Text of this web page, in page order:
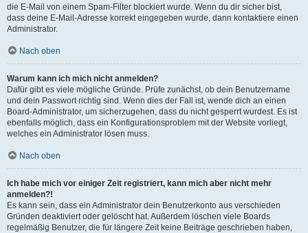
die E-Mail von einem Spam-Filter blockiert wurde. Wenn du dir sicher bist,
dass deine E-Mail-Adresse korrekt eingegeben wurde, dann kontaktiere einen
Administrator.
Nach oben
Warum kann ich mich nicht anmelden?
Dafür gibt es viele mögliche Gründe. Prüfe zunächst, ob dein Benutzername
und dein Passwort richtig sind. Wenn dies der Fall ist, wende dich an einen
Board-Administrator, um sicherzugehen, dass du nicht gesperrt wurdest. Es ist
ebenfalls möglich, dass ein Konfigurationsproblem mit der Website vorliegt,
welches ein Administrator lösen muss.
Nach oben
Ich habe mich vor einiger Zeit registriert, kann mich aber nicht mehr
anmelden?!
Es kann sein, dass ein Administrator dein Benutzerkonto aus verschieden
Gründen deaktiviert oder gelöscht hat. Außerdem löschen viele Boards
regelmäßig Benutzer, die für längere Zeit keine Beiträge geschrieben haben,